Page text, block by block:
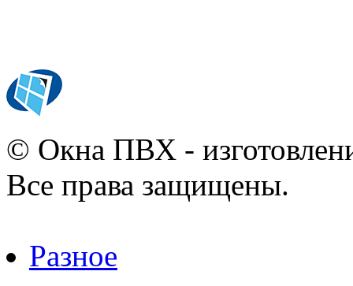
© Окна ПВХ -
Все права защищены.
Разное